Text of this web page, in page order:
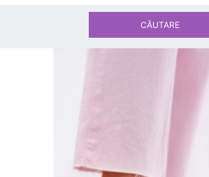
CĂUTARE